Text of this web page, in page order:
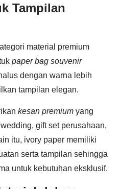
Tampilan
material premium
paper bag souvenir
dengan warna lebih
tampilan elegan.
kesan premium yang
gift set perusahaan,
itu, ivory paper memiliki
serta tampilan sehingga
untuk kebutuhan eksklusif.